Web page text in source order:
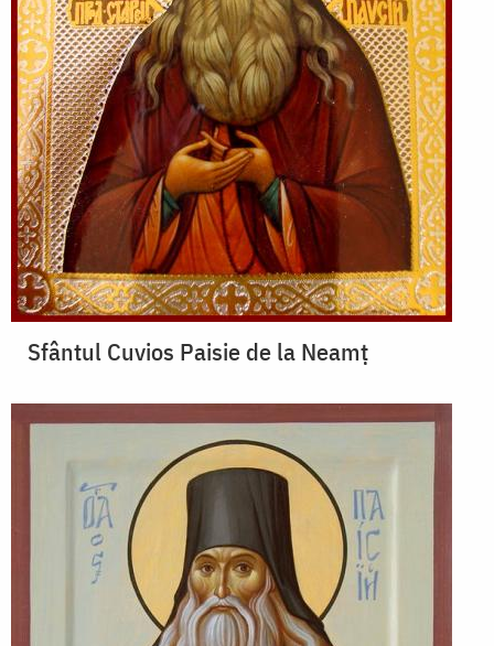
Sfântul Cuvios Paisie de la Neamț